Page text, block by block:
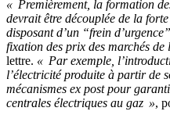
« Premièrement, la formation
devrait être découplée de la
disposant d’un “frein
fixation des prix des marchés de
lettre. « Par exemple,
l’électricité produite à partir de
mécanismes ex post pour
centrales électriques au gaz »,